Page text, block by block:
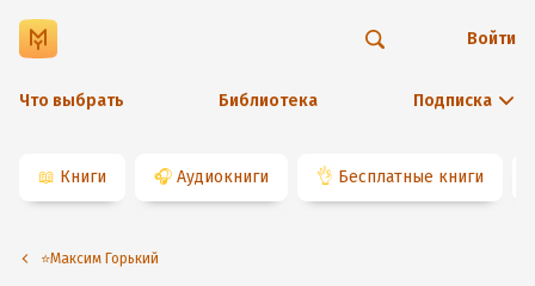
Что выбрать Библиотека Подписка
Войти
📖 Книги 🎧 Аудиокниги 👌 Бесплатные книги
⭐️Максим Горький